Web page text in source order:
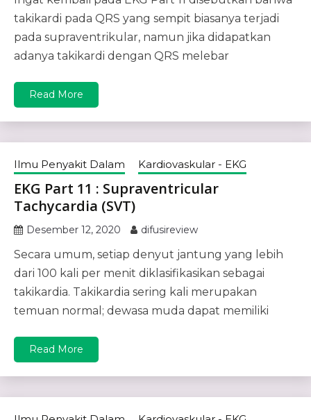
takikardi pada QRS yang sempit biasanya terjadi
pada supraventrikular, namun jika didapatkan
adanya takikardi dengan QRS melebar
Read More
Ilmu Penyakit Dalam Kardiovaskular - EKG
EKG Part 11 : Supraventricular
Tachycardia (SVT)
Desember 12, 2020 difusireview
Secara umum, setiap denyut jantung yang lebih
dari 100 kali per menit diklasifikasikan sebagai
takikardia. Takikardia sering kali merupakan
temuan normal; dewasa muda dapat memiliki
Read More